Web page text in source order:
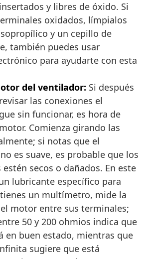
y libres de óxido. Si
oxidados, límpialos
y un cepillo de
también puedes usar
para ayudarte con esta
del ventilador: Si después
las conexiones el
sin funcionar, es hora de
Comienza girando las
si notas que el
es suave, es probable que los
secos o dañados. En este
lubricante específico para
un multímetro, mide la
motor entre sus terminales;
50 y 200 ohmios indica que
en buen estado, mientras que
sugiere que está